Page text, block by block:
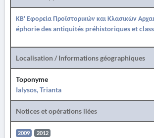
ΚΒ' Εφορεία Προϊστορικών και Κλασικών
éphorie des antiquités préhistoriques et
Localisation / Informations géographiques
Toponyme
Ialysos, Trianta
Notices et opérations liées
2009 2012